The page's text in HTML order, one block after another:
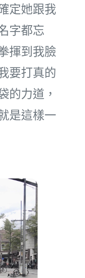
定她跟我
字都忘
揮到我臉
要打真的
的力道，
是這樣一